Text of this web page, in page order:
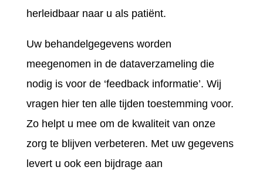
herleidbaar naar u als patiënt.
Uw behandelgegevens worden
meegenomen in de dataverzameling die
nodig is voor de ‘feedback informatie’. Wij
vragen hier ten alle tijden toestemming voor.
Zo helpt u mee om de kwaliteit van onze
zorg te blijven verbeteren. Met uw gegevens
levert u ook een bijdrage aan